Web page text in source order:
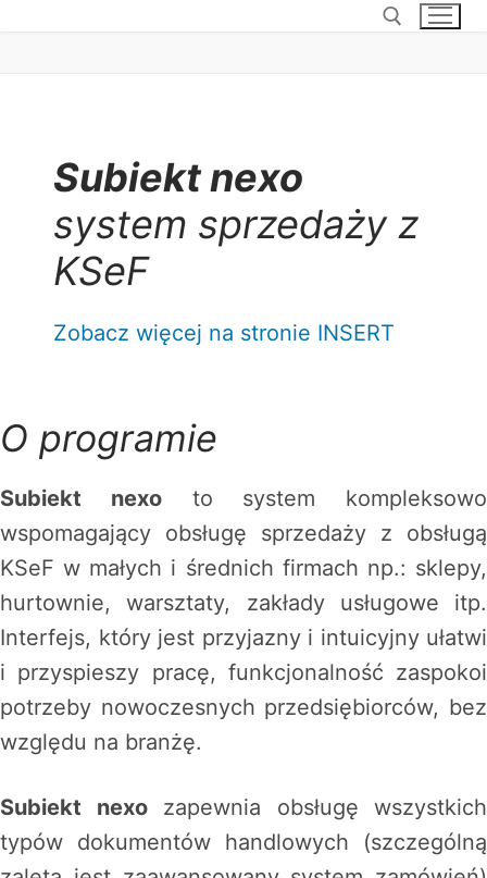
Subiekt nexo
system sprzedaży z
KSeF
Zobacz więcej na stronie INSERT
O programie
Subiekt nexoto system kompleksowo
wspomagający obsługę sprzedaży z obsługą
KSeF w małych i średnich firmach np.: sklepy,
hurtownie, warsztaty, zakłady usługowe itp.
Interfejs, który jest przyjazny i intuicyjny ułatwi
i przyspieszy pracę, funkcjonalność zaspokoi
potrzeby nowoczesnych przedsiębiorców, bez
względu na branżę.
Subiekt nexozapewnia obsługę wszystkich
typów dokumentów handlowych (szczególną